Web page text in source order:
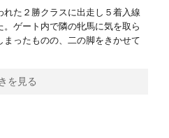
た２勝クラスに出走し５着入線
ゲート内で隣の牝馬に気を取ら
ったものの、二の脚をきかせて
を見る